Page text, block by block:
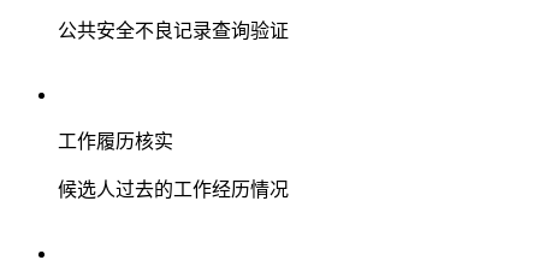
公共安全不良记录查询验证
工作履历核实
候选人过去的工作经历情况